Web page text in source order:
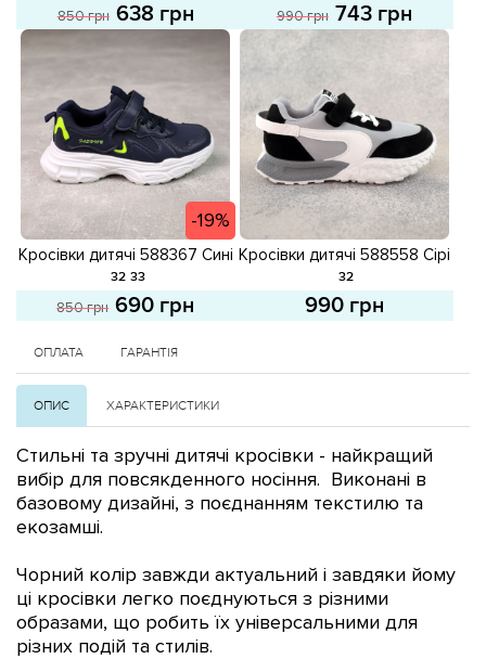
850 грн 638 грн 990 грн 743 грн
-19%
Кросівки дитячі 588367 Сині
розпродаж
32 33
850 грн 690 грн
Кросівки дитячі 588558 Сірі
чорні
32
990 грн
ОПЛАТА ГАРАНТІЯ
ОПИС ХАРАКТЕРИСТИКИ
Стильні та зручні дитячі кросівки - найкращий
вибір для повсякденного носіння. Виконані в
базовому дизайні, з поєднанням текстилю та
екозамші.
Чорний колір завжди актуальний і завдяки йому
ці кросівки легко поєднуються з різними
образами, що робить їх універсальними для
різних подій та стилів.